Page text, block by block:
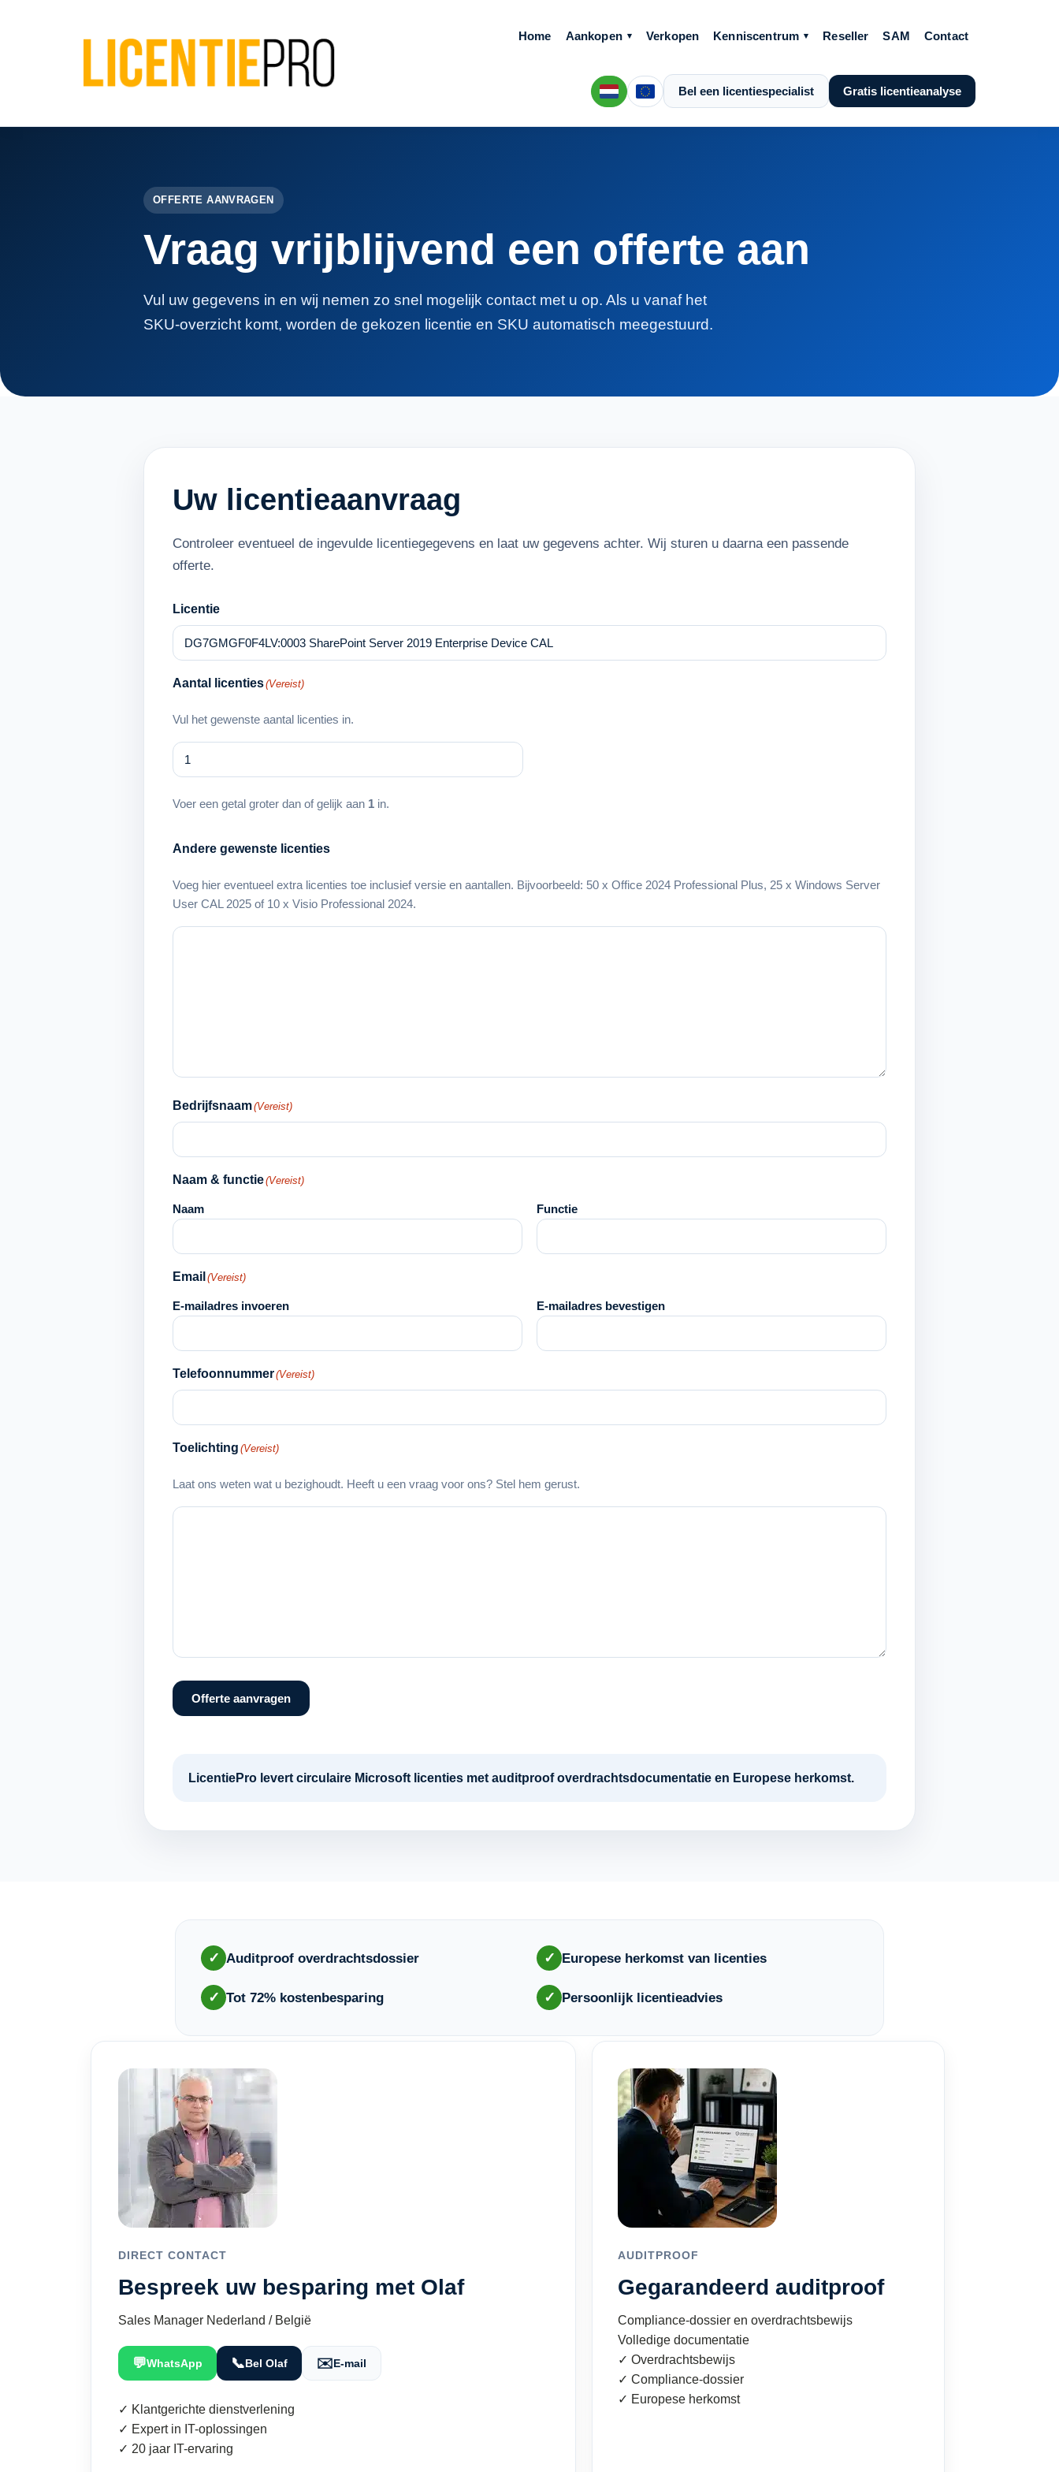
Home Aankopen Verkopen Kenniscentrum Reseller SAM Contact
Bel een licentiespecialist Gratis licentieanalyse
OFFERTE AANVRAGEN
Vraag vrijblijvend een offerte aan
Vul uw gegevens in en wij nemen zo snel mogelijk contact met u op. Als u vanaf het
SKU-overzicht komt, worden de gekozen licentie en SKU automatisch meegestuurd.
Uw licentieaanvraag
Controleer eventueel de ingevulde licentiegegevens en laat uw gegevens achter. Wij sturen u daarna een passende
offerte.
Licentie
Aantal licenties(Vereist)
Vul het gewenste aantal licenties in.
Voer een getal groter dan of gelijk aan 1 in.
Andere gewenste licenties
Voeg hier eventueel extra licenties toe inclusief versie en aantallen. Bijvoorbeeld: 50 x Office 2024 Professional Plus, 25 x Windows Server
User CAL 2025 of 10 x Visio Professional 2024.
Bedrijfsnaam(Vereist)
Naam & functie(Vereist)
Naam Functie
Email (Vereist)
E-mailadres invoeren E-mailadres bevestigen
Telefoonnummer(Vereist)
Toelichting (Vereist)
Laat ons weten wat u bezighoudt. Heeft u een vraag voor ons? Stel hem gerust.
Offerte aanvragen
LicentiePro levert circulaire Microsoft licenties met auditproof overdrachtsdocumentatie en Europese herkomst.
✓ Auditproof overdrachtsdossier ✓ Europese herkomst van licenties
✓ Tot 72% kostenbesparing ✓ Persoonlijk licentieadvies
DIRECT CONTACT
Bespreek uw besparing met Olaf
Sales Manager Nederland / België
💬WhatsApp 📞Bel Olaf ✉️E-mail
✓ Klantgerichte dienstverlening
✓ Expert in IT-oplossingen
✓ 20 jaar IT-ervaring
AUDITPROOF
Gegarandeerd auditproof
Compliance-dossier en overdrachtsbewijs
Volledige documentatie
✓ Overdrachtsbewijs
✓ Compliance-dossier
✓ Europese herkomst